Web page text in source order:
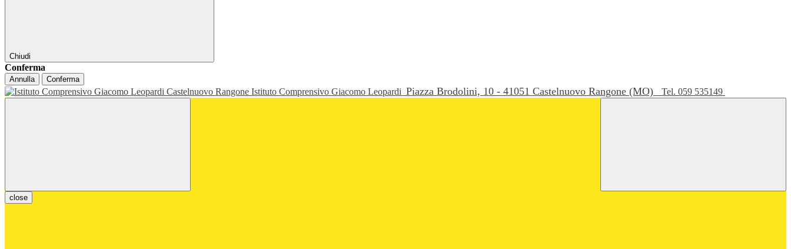
Chiudi
Conferma
Annulla Conferma
Istituto Comprensivo Giacomo Leopardi Piazza Brodolini, 10 - 41051 Castelnuovo Rangone (MO) Tel. 059 535149
close